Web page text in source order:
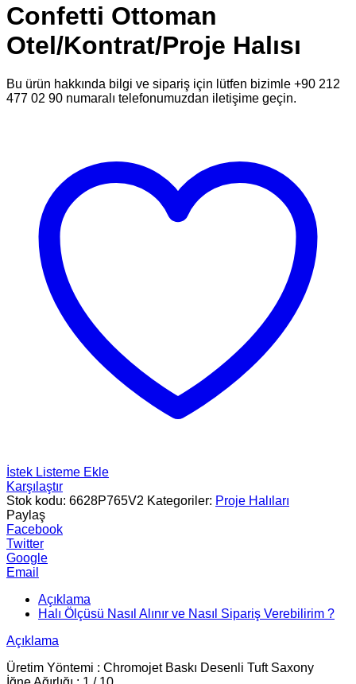
Confetti Ottoman
Otel/Kontrat/Proje Halısı
Bu ürün hakkında bilgi ve sipariş için lütfen bizimle +90 212
477 02 90 numaralı telefonumuzdan iletişime geçin.
İstek Listeme Ekle
Karşılaştır
Stok kodu: 6628P765V2 Kategoriler: Proje Halıları
Paylaş
Facebook
Twitter
Google
Email
Açıklama
Halı Ölçüsü Nasıl Alınır ve Nasıl Sipariş Verebilirim ?
Açıklama
Üretim Yöntemi : Chromojet Baskı Desenli Tuft Saxony